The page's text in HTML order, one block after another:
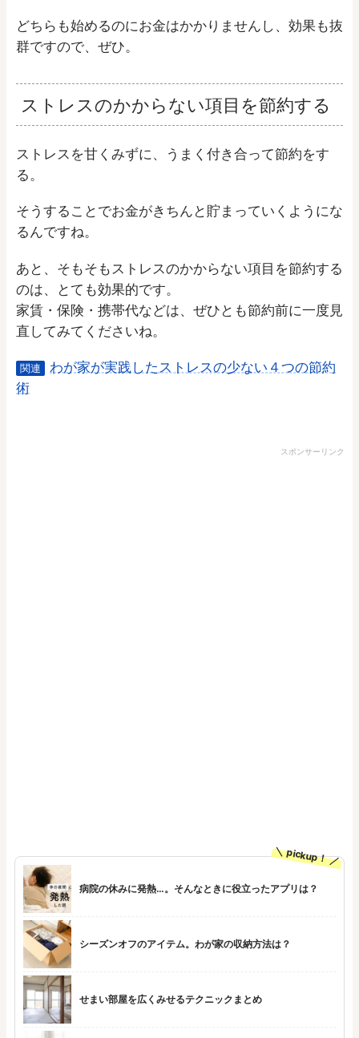
どちらも始めるのにお金はかかりませんし、効果も抜
群ですので、ぜひ。
ストレスのかからない項目を節約する
ストレスを甘くみずに、うまく付き合って節約をす
る。
そうすることでお金がきちんと貯まっていくようにな
るんですね。
あと、そもそもストレスのかからない項目を節約する
のは、とても効果的です。
家賃・保険・携帯代などは、ぜひとも節約前に一度見
直してみてくださいね。
関連
わが家が実践したストレスの少ない４つの節約
術
スポンサーリンク
pickup！
病院の休みに発熱…。そんなときに役立ったアプリは？
シーズンオフのアイテム。わが家の収納方法は？
せまい部屋を広くみせるテクニックまとめ